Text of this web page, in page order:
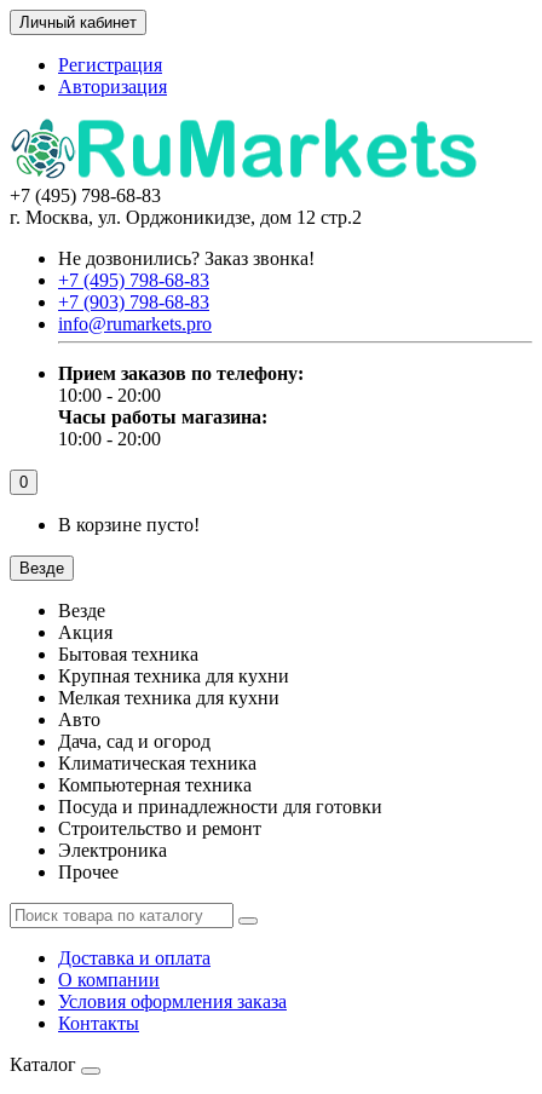
Личный кабинет
Регистрация
Авторизация
+7 (495) 798-68-83
г. Москва, ул. Орджоникидзе, дом 12 стр.2
Не дозвонились? Заказ звонка!
+7 (495) 798-68-83
+7 (903) 798-68-83
info@rumarkets.pro
Прием заказов по телефону:
10:00 - 20:00
Часы работы магазина:
10:00 - 20:00
0
В корзине пусто!
Везде
Везде
Акция
Бытовая техника
Крупная техника для кухни
Мелкая техника для кухни
Авто
Дача, сад и огород
Климатическая техника
Компьютерная техника
Посуда и принадлежности для готовки
Строительство и ремонт
Электроника
Прочее
Доставка и оплата
О компании
Условия оформления заказа
Контакты
Каталог